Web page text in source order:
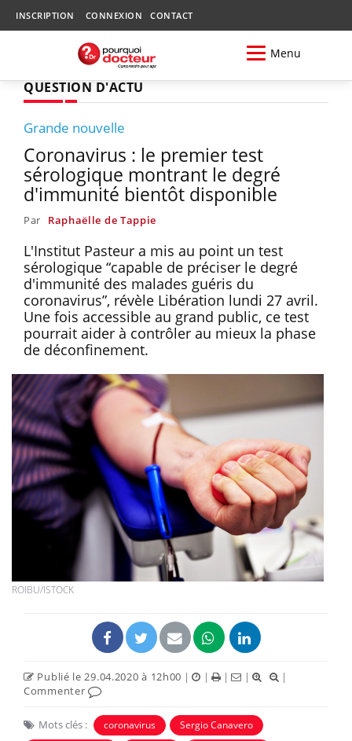
INSCRIPTION CONNEXION CONTACT
Menu
QUESTION D'ACTU
Grande nouvelle
Coronavirus : le premier test
sérologique montrant le degré
d'immunité bientôt disponible
Par Raphaëlle de Tappie
L'Institut Pasteur a mis au point un test
sérologique “capable de préciser le degré
d'immunité des malades guéris du
coronavirus”, révèle Libération lundi 27 avril.
Une fois accessible au grand public, ce test
pourrait aider à contrôler au mieux la phase
de déconfinement.
ROIBU/ISTOCK
Publié le 29.04.2020 à 12h00 | | | |
|
Commenter
Mots clés : coronavirus
Sergio Canavero